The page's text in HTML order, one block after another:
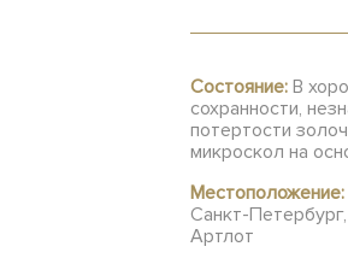
Состояние: В
сохранности,
потертости
микроскол на
Местоположение:
Санкт-
Артлот